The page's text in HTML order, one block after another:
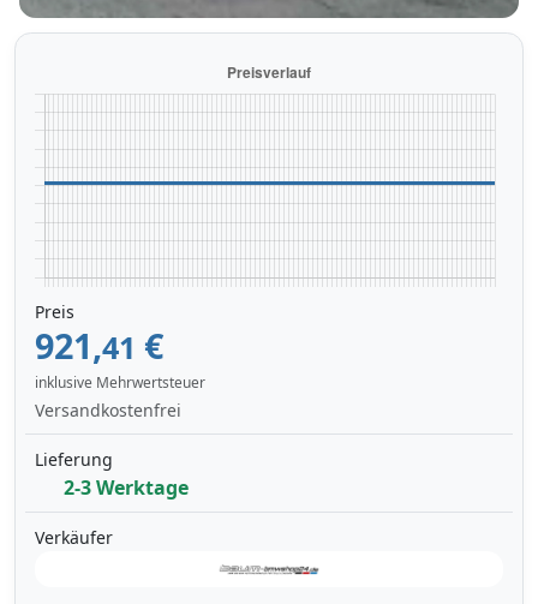
Preis
921,41 €
inklusive Mehrwertsteuer
Versandkostenfrei
Lieferung
2-3 Werktage
Verkäufer